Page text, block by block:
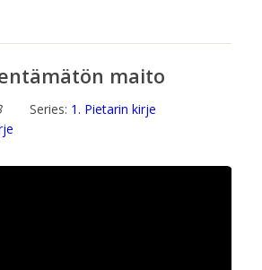
maito
Series: 1. Pietarin kirje